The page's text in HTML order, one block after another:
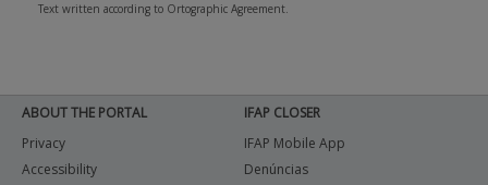
Text written according to Ortographic Agreement.
ABOUT THE PORTAL
Privacy
Accessibility
IFAP CLOSER
IFAP Mobile App
Denúncias